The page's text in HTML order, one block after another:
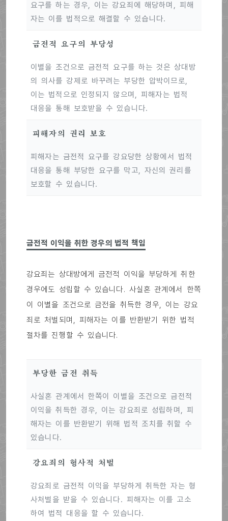
요구를 하는 경우, 이는 강요죄에 해당하며, 피해
자는 이를 법적으로 해결할 수 있습니다.
금전적 요구의 부당성
이별을 조건으로 금전적 요구를 하는 것은 상대방
의 의사를 강제로 바꾸려는 부당한 압박이므로,
이는 법적으로 인정되지 않으며, 피해자는 법적
대응을 통해 보호받을 수 있습니다.
피해자의 권리 보호
피해자는 금전적 요구를 강요당한 상황에서 법적
대응을 통해 부당한 요구를 막고, 자신의 권리를
보호할 수 있습니다.
금전적 이익을 취한 경우의 법적 책임
강요죄는 상대방에게 금전적 이익을 부당하게 취한
경우에도 성립할 수 있습니다. 사실혼 관계에서 한쪽
이 이별을 조건으로 금전을 취득한 경우, 이는 강요
죄로 처벌되며, 피해자는 이를 반환받기 위한 법적
절차를 진행할 수 있습니다.
부당한 금전 취득
사실혼 관계에서 한쪽이 이별을 조건으로 금전적
이익을 취득한 경우, 이는 강요죄로 성립하며, 피
해자는 이를 반환받기 위해 법적 조치를 취할 수
있습니다.
강요죄의 형사적 처벌
강요죄로 금전적 이익을 부당하게 취득한 자는 형
사처벌을 받을 수 있습니다. 피해자는 이를 고소
하여 법적 대응을 할 수 있습니다.